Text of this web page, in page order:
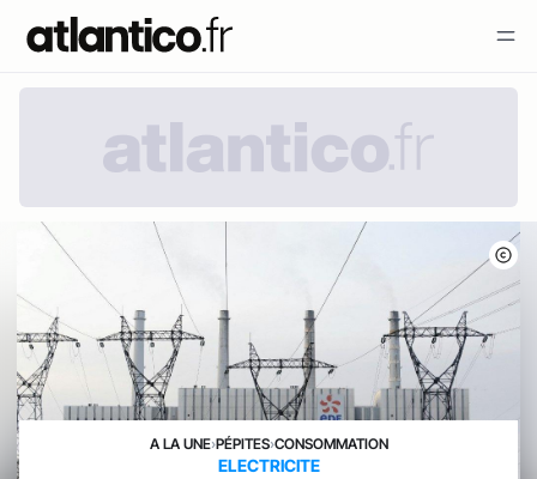
A LA UNE›PÉPITES›CONSOMMATION
ELECTRICITE